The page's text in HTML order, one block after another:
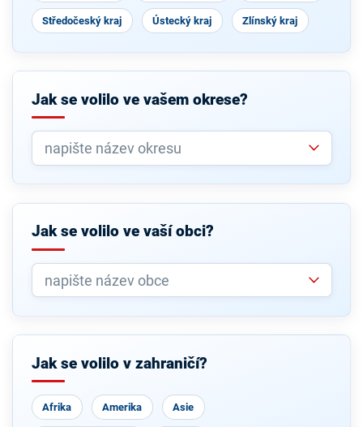
Středočeský kraj Ústecký kraj Zlínský kraj
Jak se volilo ve vašem okrese?
Jak se volilo ve vaší obci?
Jak se volilo v zahraničí?
Afrika Amerika Asie